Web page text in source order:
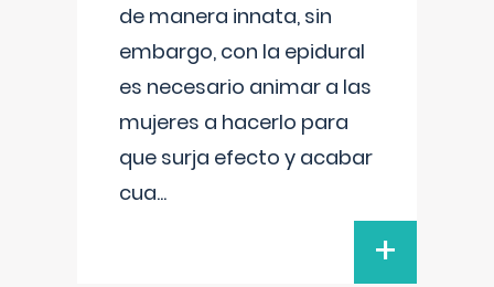
de manera innata, sin
embargo, con la epidural
es necesario animar a las
mujeres a hacerlo para
que surja efecto y acabar
cua...
+